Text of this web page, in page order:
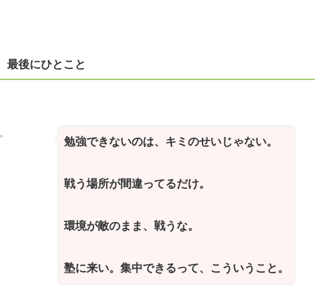
最後にひとこと
勉強できないのは、キミのせいじゃない。
戦う場所が間違ってるだけ。
環境が敵のまま、戦うな。
塾に来い。集中できるって、こういうこと。